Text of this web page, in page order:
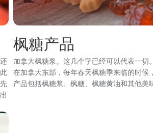
枫糖产品
加拿大枫糖浆。这几个字已经可以代表一切
在加拿大东部，每年春天枫糖季来临的时
产品包括枫糖浆、枫糖、枫糖黄油和其他美